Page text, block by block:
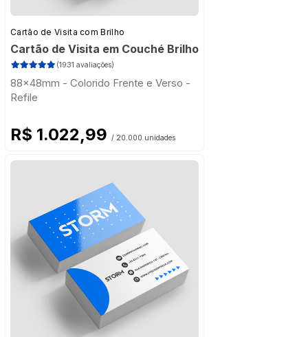
Cartão de Visita com Brilho
Cartão de Visita em Couché Brilho
(1931 avaliações)
88x48mm - Colorido Frente e Verso -
Refile
R$ 1.022,99 / 20.000 unidades